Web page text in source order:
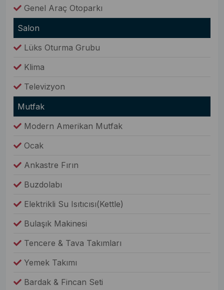
Genel Araç Otoparkı
Salon
Lüks Oturma Grubu
Klima
Televizyon
Mutfak
Modern Amerikan Mutfak
Ocak
Ankastre Fırın
Buzdolabı
Elektrikli Su Isıtıcısı(Kettle)
Bulaşık Makinesi
Tencere & Tava Takımları
Yemek Takımı
Bardak & Fincan Seti